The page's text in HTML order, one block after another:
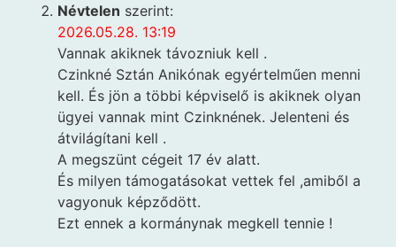
Névtelen szerint:
2026.05.28. 13:19
Vannak akiknek távozniuk kell .
Czinkné Sztán Anikónak egyértelműen menni
kell. És jön a többi képviselő is akiknek olyan
ügyei vannak mint Czinknének. Jelenteni és
átvilágítani kell .
A megszünt cégeit 17 év alatt.
És milyen támogatásokat vettek fel ,amiből a
vagyonuk képződött.
Ezt ennek a kormánynak megkell tennie !